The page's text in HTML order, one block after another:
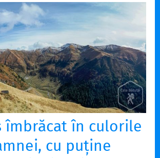
îmbrăcat în culorile
cu puține